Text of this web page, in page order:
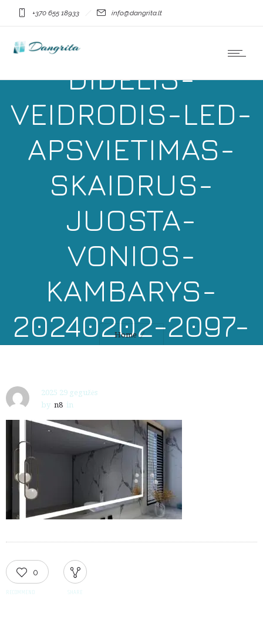
+370 655 18933 info@dangrita.lt
DANGRITA-
DIDELIS-
VEIDRODIS-LED-
APSVIETIMAS-
SKAIDRUS-
JUOSTA-
VONIOS-
KAMBARYS-
20240202-2097-
Home
2025 29 gegužės
by n8 in
0
RECOMMEND SHARE